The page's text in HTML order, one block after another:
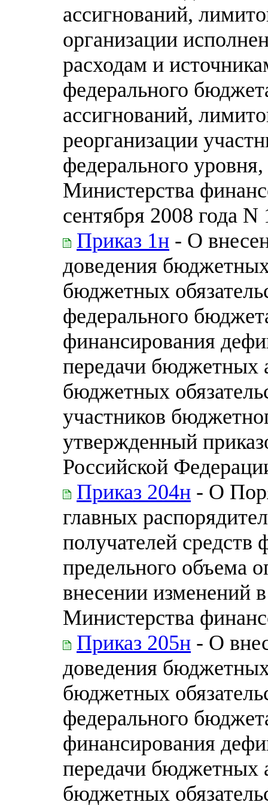
ассигнований,
организации
расходам и
федерального
ассигнований,
реорганизации
федерального
Министерства
сентября 2008 года N
Приказ 1н - О
доведения
бюджетных
федерального
финансирования
передачи бюджетных
бюджетных
участников
утвержденный
Российской
Приказ 204н - О
главных
получателей средств
предельного объема
внесении изменений
Министерства
Приказ 205н - О
доведения
бюджетных
федерального
финансирования
передачи бюджетных
бюджетных